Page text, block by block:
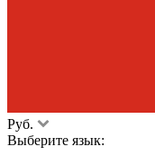
Руб.
Выберите язык: